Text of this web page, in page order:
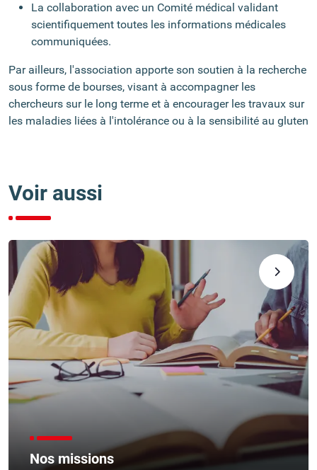
La collaboration avec un Comité médical validant
scientifiquement toutes les informations médicales
communiquées.
Par ailleurs, l'association apporte son soutien à la recherche
sous forme de bourses, visant à accompagner les
chercheurs sur le long terme et à encourager les travaux sur
les maladies liées à l'intolérance ou à la sensibilité au gluten
Voir aussi
Nos missions